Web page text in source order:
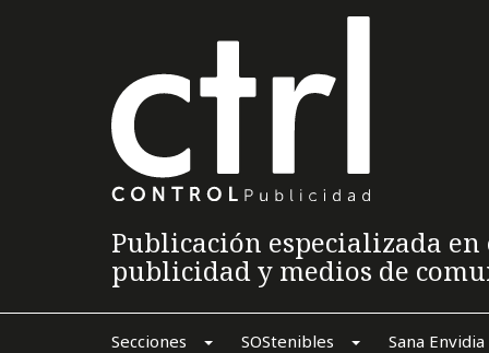
Publicación especializada
publicidad y medios de
Secciones SOStenibles Sana Envidia